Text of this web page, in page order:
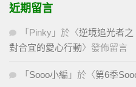
近期留言
「 Pinky 」於〈逆境追光者
對合宜的愛心行動〉發佈留言
「 Sooo小編 」於〈第6季